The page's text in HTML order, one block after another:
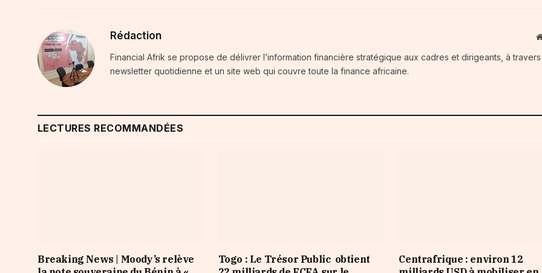
Rédaction
Financial Afrik se propose de délivrer l’information financière stratégique aux cadres et dirigeants, à
newsletter quotidienne et un site web qui couvre toute la finance africaine.
LECTURES RECOMMANDÉES
Breaking News | Moody’s relève
Togo : Le Trésor Public obtient
Centrafrique : environ 12